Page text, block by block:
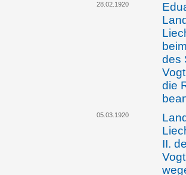
28.02.1920
des
die
05.03.1920
II.